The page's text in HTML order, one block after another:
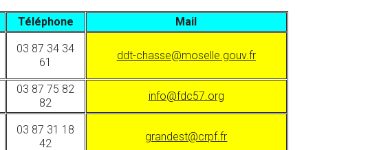
Téléphone
Mail
03 87 34 34
61
ddt-chasse@moselle.gouv.fr
03 87 75 82
82
info@fdc57.org
03 87 31 18
42
grandest@crpf.fr